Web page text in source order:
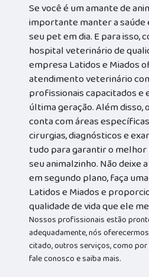
Se você é um amante de
importante manter a saúde
seu pet em dia. E para isso,
hospital veterinário de
empresa Latidos e Miados
atendimento veterinário
profissionais capacitados e
última geração. Além
conta com áreas
cirurgias, diagnósticos e
tudo para garantir o
seu animalzinho. Não deixe
em segundo plano, faça
Latidos e Miados e
qualidade de vida que ele
Nossos profissionais estão
adequadamente, nós
citado, outros serviços, como por
fale conosco e saiba mais.